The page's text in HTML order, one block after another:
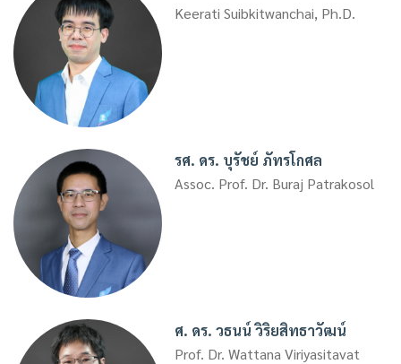
Keerati Suibkitwanchai, Ph.D.
รศ. ดร. บุรัชย์ ภัทรโกศล
Assoc. Prof. Dr. Buraj Patrakosol
ศ. ดร. วธนน์ วิริยสิทธาวัฒน์
Prof. Dr. Wattana Viriyasitavat